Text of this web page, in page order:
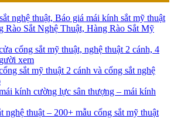
nghệ thuật, Báo giá mái kính sắt mỹ thuật
Rào Sắt Nghệ Thuật, Hàng Rào Sắt Mỹ
cổng sắt mỹ thuật, nghệ thuật 2 cánh, 4
xem
sắt mỹ thuật 2 cánh và cổng sắt nghệ
kính cường lực sân thượng – mái kính
nghệ thuật – 200+ mẫu cổng sắt mỹ thuật